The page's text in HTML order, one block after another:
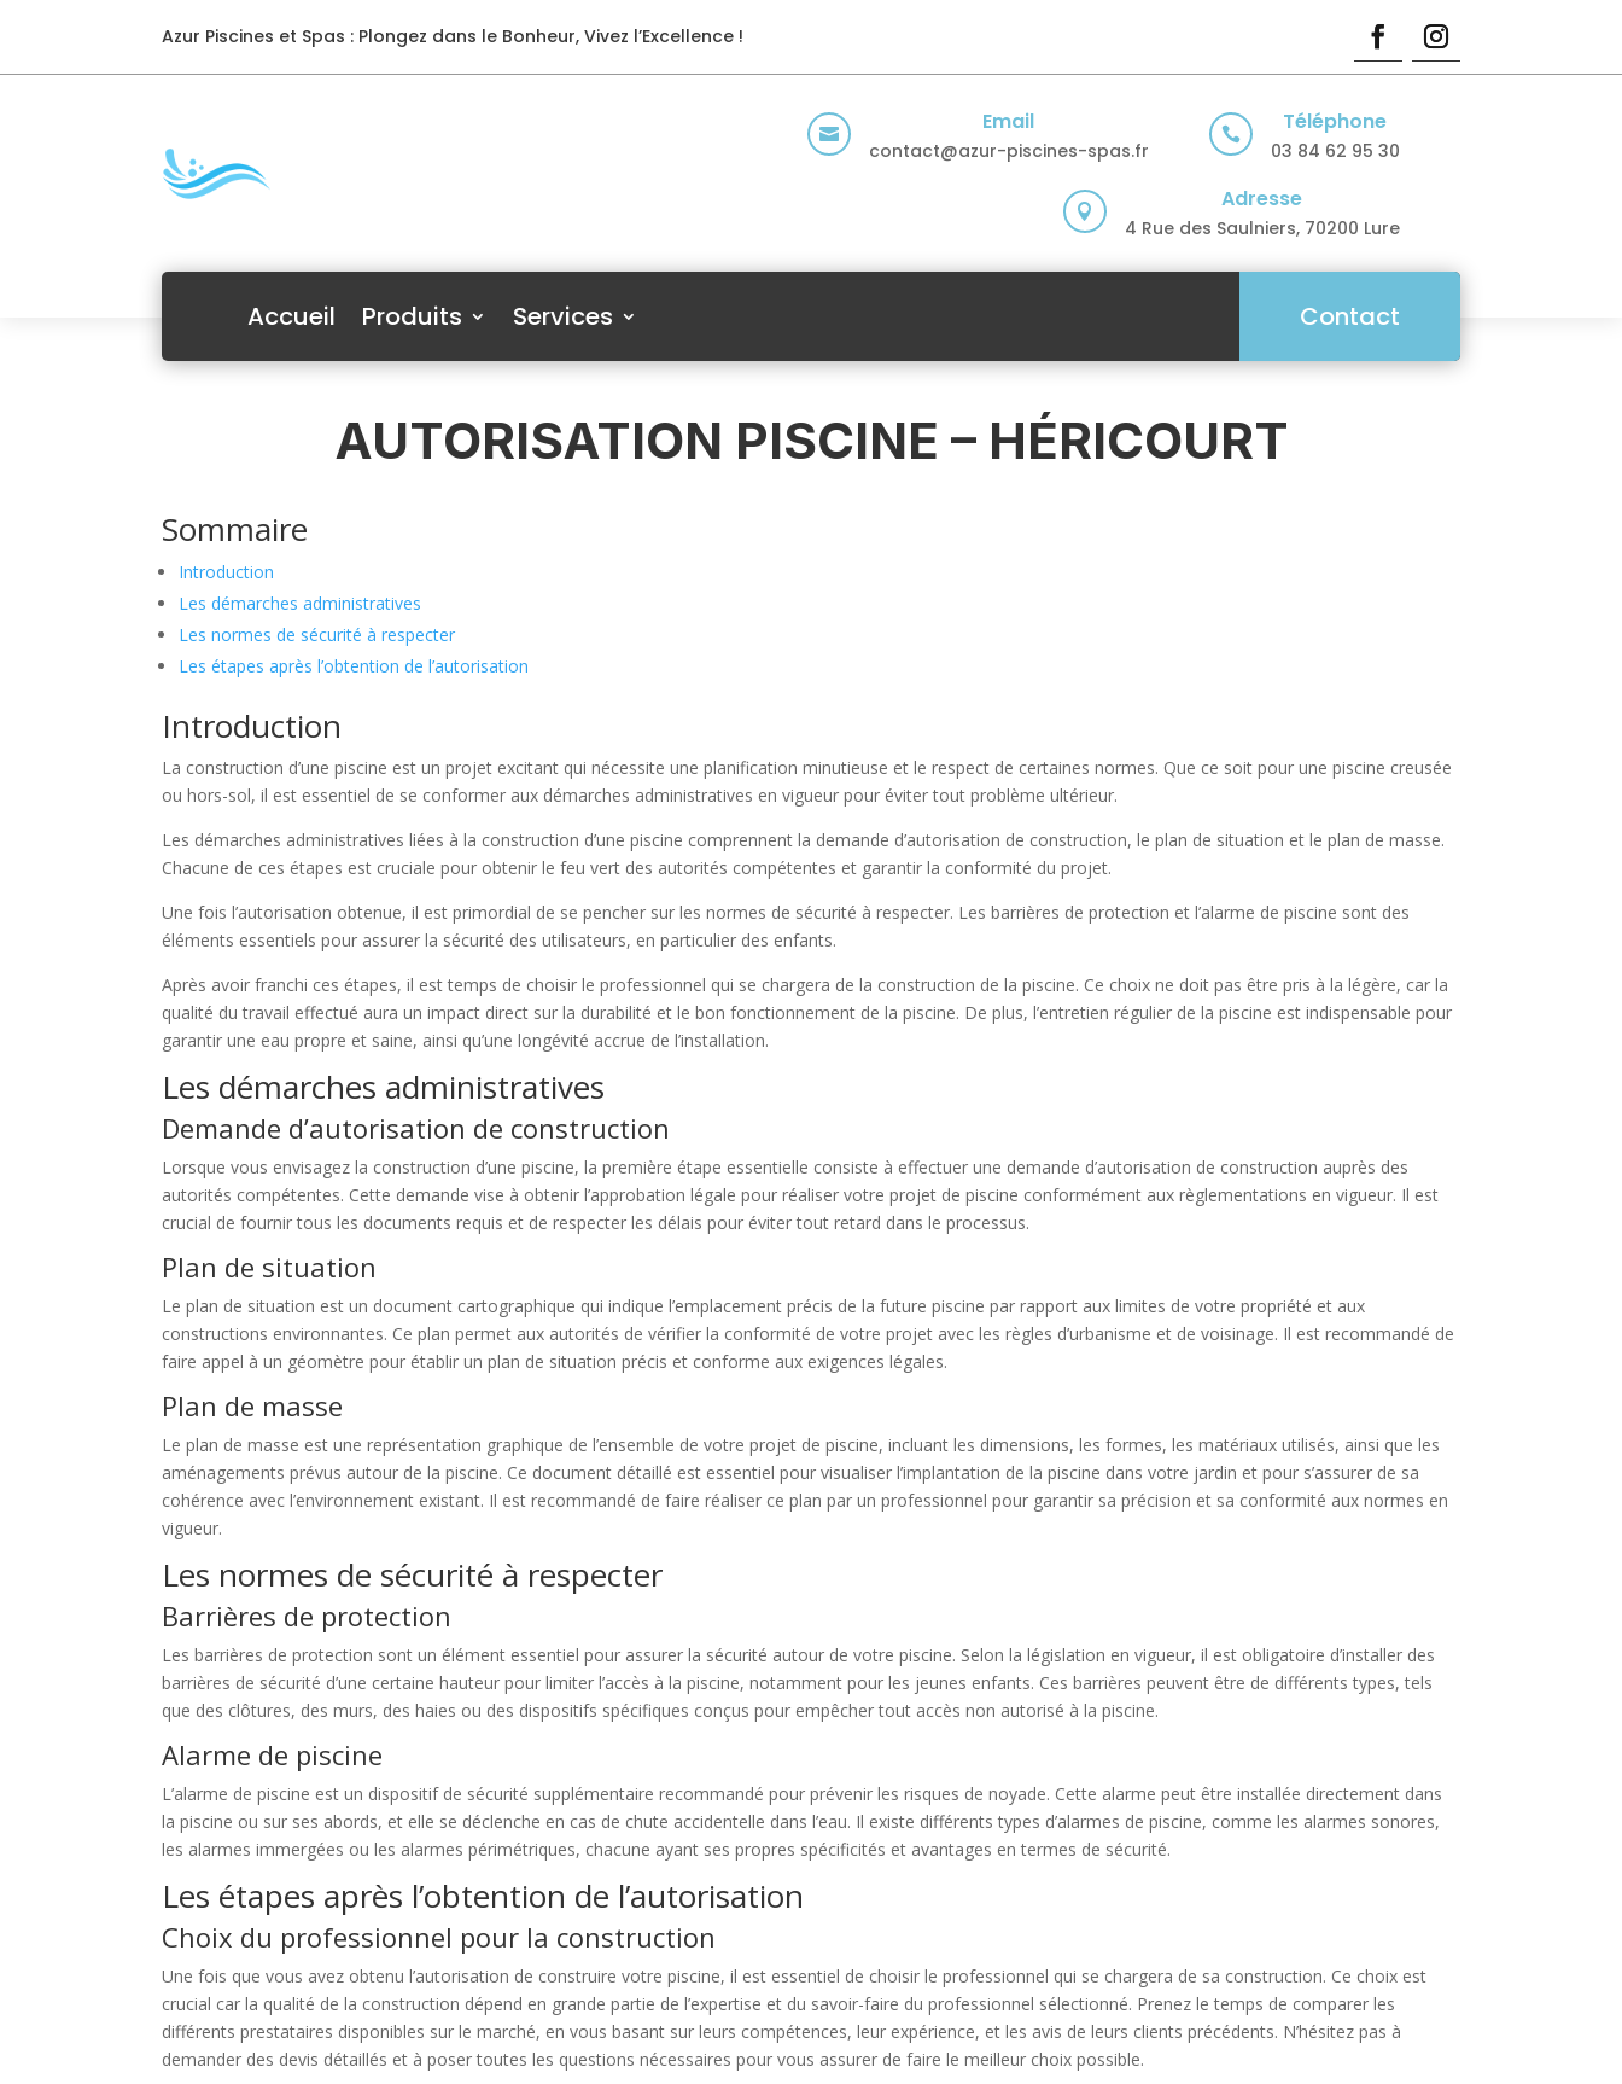
Azur Piscines et Spas : Plongez dans le Bonheur, Vivez l’Excellence !
 Email
contact@azur-piscines-spas.fr
 Téléphone
03 84 62 95 30
 Adresse
4 Rue des Saulniers, 70200 Lure
Accueil Produits Services Contact
AUTORISATION PISCINE – HÉRICOURT
Sommaire
Introduction
Les démarches administratives
Les normes de sécurité à respecter
Les étapes après l’obtention de l’autorisation
Introduction
La construction d’une piscine est un projet excitant qui nécessite une planification minutieuse et le respect de certaines normes. Que ce soit pour une piscine creusée
ou hors-sol, il est essentiel de se conformer aux démarches administratives en vigueur pour éviter tout problème ultérieur.
Les démarches administratives liées à la construction d’une piscine comprennent la demande d’autorisation de construction, le plan de situation et le plan de masse.
Chacune de ces étapes est cruciale pour obtenir le feu vert des autorités compétentes et garantir la conformité du projet.
Une fois l’autorisation obtenue, il est primordial de se pencher sur les normes de sécurité à respecter. Les barrières de protection et l’alarme de piscine sont des
éléments essentiels pour assurer la sécurité des utilisateurs, en particulier des enfants.
Après avoir franchi ces étapes, il est temps de choisir le professionnel qui se chargera de la construction de la piscine. Ce choix ne doit pas être pris à la légère, car la
qualité du travail effectué aura un impact direct sur la durabilité et le bon fonctionnement de la piscine. De plus, l’entretien régulier de la piscine est indispensable pour
garantir une eau propre et saine, ainsi qu’une longévité accrue de l’installation.
Les démarches administratives
Demande d’autorisation de construction
Lorsque vous envisagez la construction d’une piscine, la première étape essentielle consiste à effectuer une demande d’autorisation de construction auprès des
autorités compétentes. Cette demande vise à obtenir l’approbation légale pour réaliser votre projet de piscine conformément aux règlementations en vigueur. Il est
crucial de fournir tous les documents requis et de respecter les délais pour éviter tout retard dans le processus.
Plan de situation
Le plan de situation est un document cartographique qui indique l’emplacement précis de la future piscine par rapport aux limites de votre propriété et aux
constructions environnantes. Ce plan permet aux autorités de vérifier la conformité de votre projet avec les règles d’urbanisme et de voisinage. Il est recommandé de
faire appel à un géomètre pour établir un plan de situation précis et conforme aux exigences légales.
Plan de masse
Le plan de masse est une représentation graphique de l’ensemble de votre projet de piscine, incluant les dimensions, les formes, les matériaux utilisés, ainsi que les
aménagements prévus autour de la piscine. Ce document détaillé est essentiel pour visualiser l’implantation de la piscine dans votre jardin et pour s’assurer de sa
cohérence avec l’environnement existant. Il est recommandé de faire réaliser ce plan par un professionnel pour garantir sa précision et sa conformité aux normes en
vigueur.
Les normes de sécurité à respecter
Barrières de protection
Les barrières de protection sont un élément essentiel pour assurer la sécurité autour de votre piscine. Selon la législation en vigueur, il est obligatoire d’installer des
barrières de sécurité d’une certaine hauteur pour limiter l’accès à la piscine, notamment pour les jeunes enfants. Ces barrières peuvent être de différents types, tels
que des clôtures, des murs, des haies ou des dispositifs spécifiques conçus pour empêcher tout accès non autorisé à la piscine.
Alarme de piscine
L’alarme de piscine est un dispositif de sécurité supplémentaire recommandé pour prévenir les risques de noyade. Cette alarme peut être installée directement dans
la piscine ou sur ses abords, et elle se déclenche en cas de chute accidentelle dans l’eau. Il existe différents types d’alarmes de piscine, comme les alarmes sonores,
les alarmes immergées ou les alarmes périmétriques, chacune ayant ses propres spécificités et avantages en termes de sécurité.
Les étapes après l’obtention de l’autorisation
Choix du professionnel pour la construction
Une fois que vous avez obtenu l’autorisation de construire votre piscine, il est essentiel de choisir le professionnel qui se chargera de sa construction. Ce choix est
crucial car la qualité de la construction dépend en grande partie de l’expertise et du savoir-faire du professionnel sélectionné. Prenez le temps de comparer les
différents prestataires disponibles sur le marché, en vous basant sur leurs compétences, leur expérience, et les avis de leurs clients précédents. N’hésitez pas à
demander des devis détaillés et à poser toutes les questions nécessaires pour vous assurer de faire le meilleur choix possible.